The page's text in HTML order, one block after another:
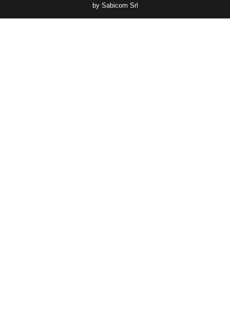
by Sabicom Srl